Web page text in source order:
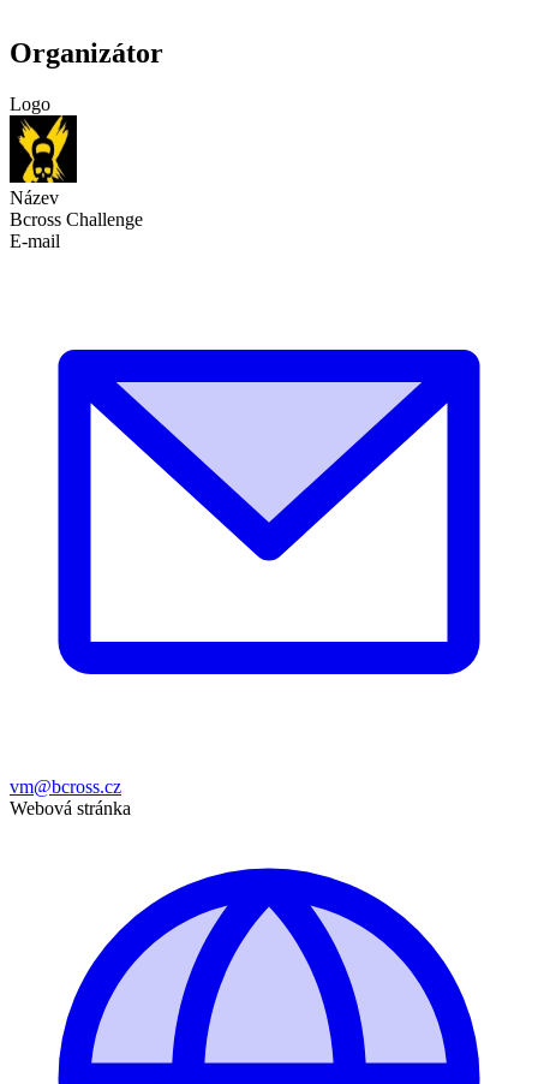
Organizátor
Logo
Název
Bcross Challenge
E-mail
vm@bcross.cz
Webová stránka